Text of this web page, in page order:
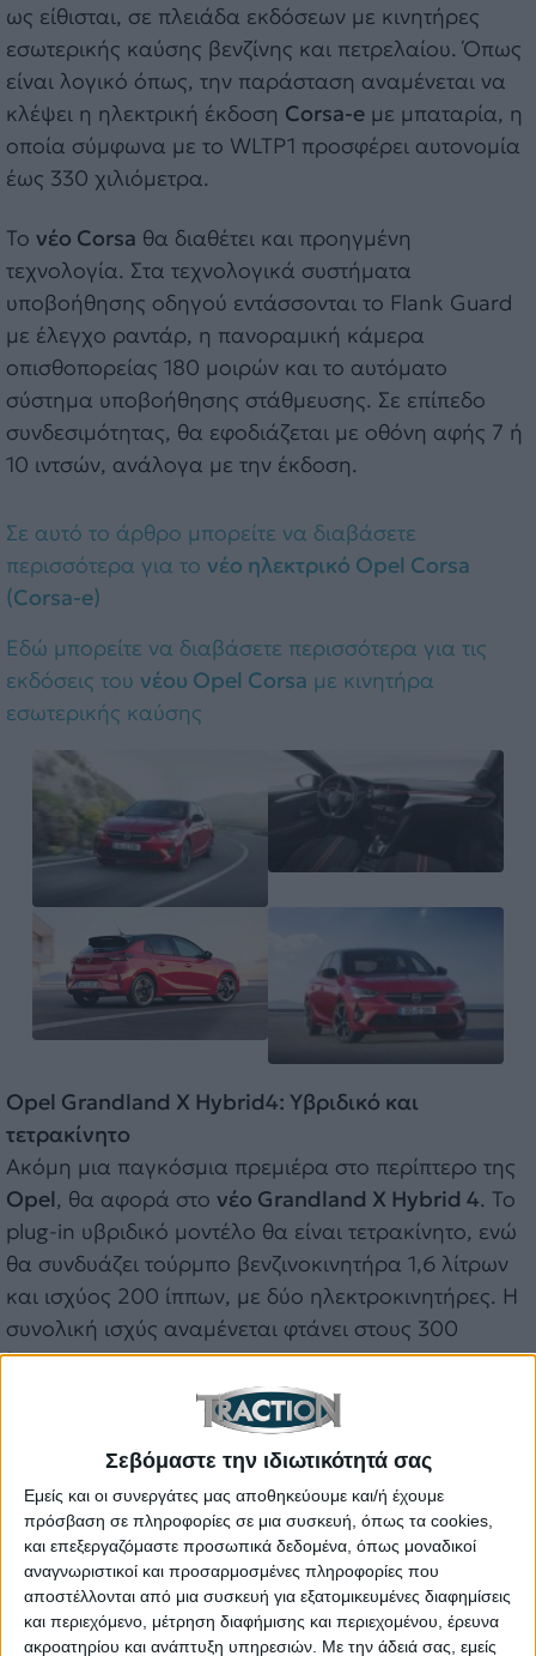
Σεβόμαστε την ιδιωτικότητά σας
Εμείς και οι συνεργάτες μας αποθηκεύουμε και/ή έχουμε
πρόσβαση σε πληροφορίες σε μια συσκευή, όπως τα cookies,
και επεξεργαζόμαστε προσωπικά δεδομένα, όπως μοναδικοί
αναγνωριστικοί και προσαρμοσμένες πληροφορίες που
αποστέλλονται από μια συσκευή για εξατομικευμένες διαφημίσεις
και περιεχόμενο, μέτρηση διαφήμισης και περιεχομένου, έρευνα
ακροατηρίου και ανάπτυξη υπηρεσιών. Με την άδειά σας, εμείς
ως είθισται, σε πλειάδα εκδόσεων με κινητήρες
εσωτερικής καύσης βενζίνης και πετρελαίου. Όπως
είναι λογικό όπως, την παράσταση αναμένεται να
κλέψει η ηλεκτρική έκδοση Corsa-e με μπαταρία, η
οποία σύμφωνα με το WLTP1 προσφέρει αυτονομία
έως 330 χιλιόμετρα.
Το νέο Corsa θα διαθέτει και προηγμένη
τεχνολογία. Στα τεχνολογικά συστήματα
υποβοήθησης οδηγού εντάσσονται το Flank Guard
με έλεγχο ραντάρ, η πανοραμική κάμερα
οπισθοπορείας 180 μοιρών και το αυτόματο
σύστημα υποβοήθησης στάθμευσης. Σε επίπεδο
συνδεσιμότητας, θα εφοδιάζεται με οθόνη αφής 7 ή
10 ιντσών, ανάλογα με την έκδοση.
Σε αυτό το άρθρο μπορείτε να διαβάσετε
περισσότερα για το νέο ηλεκτρικό Opel Corsa
(Corsa-e)
Eδώ μπορείτε να διαβάσετε περισσότερα για τις
εκδόσεις του νέου Opel Corsa με κινητήρα
εσωτερικής καύσης
Opel Grandland X Hybrid4: Υβριδικό και
τετρακίνητο
Ακόμη μια παγκόσμια πρεμιέρα στο περίπτερο της
Opel, θα αφορά στο νέο Grandland X Hybrid 4. Το
plug-in υβριδικό μοντέλο θα είναι τετρακίνητο, ενώ
θα συνδυάζει τούρμπο βενζινοκινητήρα 1,6 λίτρων
και ισχύος 200 ίππων, με δύο ηλεκτροκινητήρες. Η
συνολική ισχύς αναμένεται φτάνει στους 300
ίππους.
Σημειώνεται, πως ο πρώτος ηλεκτροκινητήρας
βρίσκεται στον εμπρός άξονα και συνδυάζεται με
αυτόματο κιβώτιο ταχυτήτων 8 σχέσεων. Ο
δεύτερος ηλεκτροκινητήρας έχει τοποθετηθεί, μαζί
με τον μετατροπέα και το διαφορικό, στον πίσω
άξονα, προσφέροντας πρόσφυση σε όλους τους
τροχούς, ανάλογα με τις απαιτήσεις. Οι
προκαταρκτικές τιμές κατανάλωσης τουGrandland